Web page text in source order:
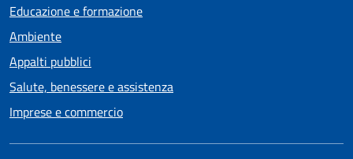
Educazione e formazione
Ambiente
Appalti pubblici
Salute, benessere e assistenza
Imprese e commercio